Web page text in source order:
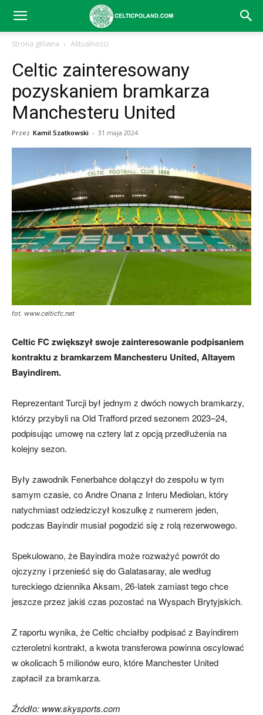
Celtic
Glasgow
(transfery,
mecze,
skład)
Strona główna Aktualności
Celtic zainteresowany
pozyskaniem bramkarza
Manchesteru United
Przez Kamil Szatkowski - 31 maja 2024
fot. www.celticfc.net
Celtic FC zwiększył swoje zainteresowanie podpisaniem
kontraktu z bramkarzem Manchesteru United, Altayem
Bayindirem.
Reprezentant Turcji był jednym z dwóch nowych bramkarzy,
którzy przybyli na Old Trafford przed sezonem 2023–24,
podpisując umowę na cztery lat z opcją przedłużenia na
kolejny sezon.
Były zawodnik Fenerbahce dołączył do zespołu w tym
samym czasie, co Andre Onana z Interu Mediolan, który
natychmiast odziedziczył koszulkę z numerem jeden,
podczas Bayindir musiał pogodzić się z rolą rezerwowego.
Spekulowano, że Bayindira może rozważyć powrót do
ojczyzny i przenieść się do Galatasaray, ale według
tureckiego dziennika Aksam, 26-latek zamiast tego chce
jeszcze przez jakiś czas pozostać na Wyspach Brytyjskich.
Z raportu wynika, że Celtic chciałby podpisać z Bayindirem
czteroletni kontrakt, a kwota transferowa powinna oscylować
w okolicach 5 milionów euro, które Manchester United
zapłacił za bramkarza.
Źródło: www.skysports.com